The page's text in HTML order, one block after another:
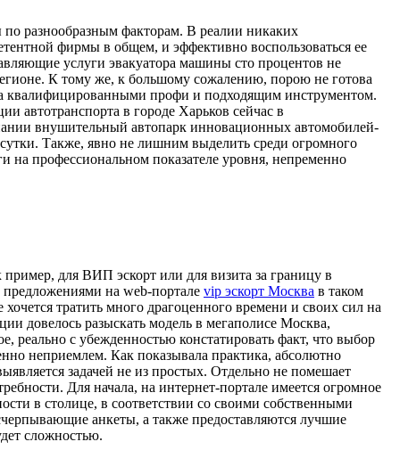
разнообразным факторам. В реалии никаких
фирмы в общем, и эффективно воспользоваться ее
услуги эвакуатора машины сто процентов не
К тому же, к большому сожалению, порою не готова
квалифицированными профи и подходящим инструментом.
автотранспорта в городе Харьков сейчас в
внушительный автопарк инновационных автомобилей-
Также, явно не лишним выделить среди огромного
на профессиональном показателе уровня, непременно
для ВИП эскорт или для визита за границу в
на web-портале vip эскорт Москва в таком
тратить много драгоценного времени и своих сил на
довелось разыскать модель в мегаполисе Москва,
с убежденностью констатировать факт, что выбор
неприемлем. Как показывала практика, абсолютно
задачей не из простых. Отдельно не помешает
Для начала, на интернет-портале имеется огромное
в столице, в соответствии со своими собственными
анкеты, а также предоставляются лучшие
сложностью.